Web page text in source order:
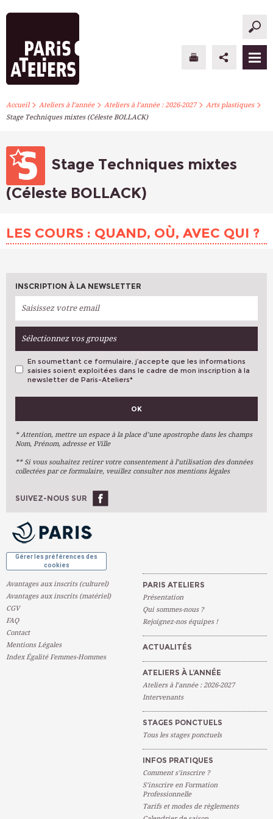
PARIS ATELIERS
ATELIERS À L’ANNÉE
STAGES PONCTUELS
S’INSCRIRE
Accueil> Ateliers à l’année> Ateliers à l’année : 2026-2027> Arts plastiques>
Stage Techniques mixtes (Céleste BOLLACK)
Stage Techniques mixtes
(Céleste BOLLACK)
LES COURS : QUAND, OÙ, AVEC QUI ?
INSCRIPTION À LA NEWSLETTER
Sélectionnez vos groupes
VOS PRÉFÉRENCES
Arts Plastiques
Arts Du Texte
Arts Numériques
Ateliers À L'année
En soumettant ce formulaire, j’accepte que les informations
saisies soient exploitées dans le cadre de mon inscription à la
newsletter de Paris-Ateliers*
OK
* Attention, mettre un espace à la place d’une apostrophe dans les champs
Nom, Prénom, adresse et Ville
** Si vous souhaitez retirer votre consentement à l’utilisation des données
collectées par ce formulaire, veuillez consulter nos mentions légales
SUIVEZ-NOUS SUR
Gérer les préférences des
cookies
Avantages aux inscrits (culturel)
Avantages aux inscrits (matériel)
CGV
FAQ
Contact
Mentions Légales
Index Égalité Femmes-Hommes
PARIS ATELIERS
Présentation
Qui sommes-nous ?
Rejoignez-nos équipes !
ACTUALITÉS
ATELIERS À L’ANNÉE
Ateliers à l’année : 2026-2027
Intervenants
STAGES PONCTUELS
Tous les stages ponctuels
INFOS PRATIQUES
Comment s’inscrire ?
S’inscrire en Formation
Professionnelle
Tarifs et modes de règlements